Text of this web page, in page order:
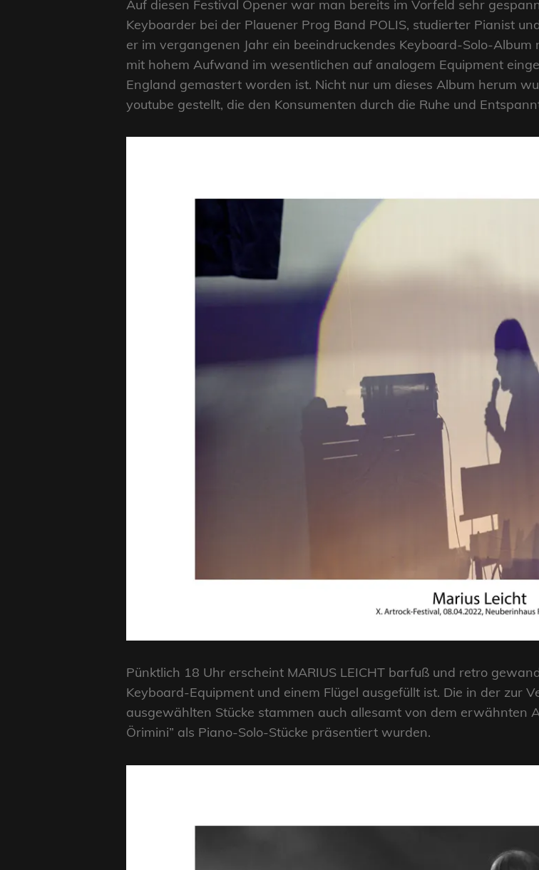
Auf diesen Festival Opener war man bereits im Vorfeld sehr
Keyboarder bei der Plauener Prog Band POLIS, studierter Pianist
er im vergangenen Jahr ein beeindruckendes Keyboard-Solo-
mit hohem Aufwand im wesentlichen auf analogem Equipment
England gemastert worden ist. Nicht nur um dieses Album herum
youtube gestellt, die den Konsumenten durch die Ruhe und
Pünktlich 18 Uhr erscheint MARIUS LEICHT barfuß und retro
Keyboard-Equipment und einem Flügel ausgefüllt ist. Die in der zur
ausgewählten Stücke stammen auch allesamt von dem erwähnten
Örimini” als Piano-Solo-Stücke präsentiert wurden.